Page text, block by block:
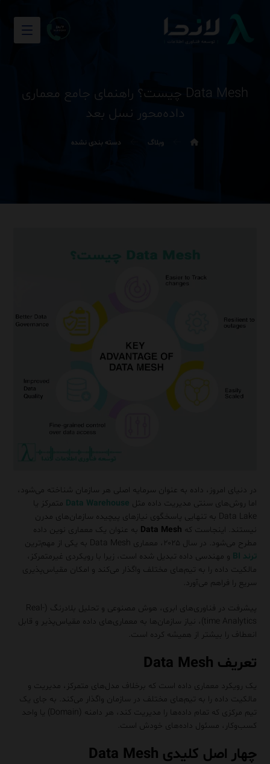
Data Mesh چیست؟ راهنمای جامع معماری
داده‌محور نسل بعد
وبلاگ دسته بندی نشده
در دنیای امروز، داده به عنوان سرمایه اصلی هر سازمان شناخته می‌شود،
اما روش‌های سنتی مدیریت داده مثل Data Warehouse متمرکز یا
Data Lake به تنهایی پاسخگوی نیازهای پیچیده سازمان‌های مدرن
نیستند. اینجاست که Data Mesh به عنوان یک معماری نوین داده
مطرح می‌شود. در سال ۲۰۲۵، معماری Data Mesh به یکی از مهم‌ترین
ترند BI
و مهندسی داده تبدیل شده است، زیرا با رویکردی غیرمتمرکز،
مالکیت داده را به تیم‌های مختلف واگذار می‌کند و امکان مقیاس‌پذیری
سریع را فراهم می‌آورد.
پیشرفت در فناوری‌های ابری، هوش مصنوعی و تحلیل بلادرنگ (Real-
time Analytics)، نیاز سازمان‌ها به معماری‌های داده مقیاس‌پذیر و قابل
انعطاف را بیشتر از همیشه کرده است.
تعریف Data Mesh
یک رویکرد معماری داده است که برخلاف مدل‌های متمرکز، مدیریت و
مالکیت داده را به تیم‌های مختلف در سازمان واگذار می‌کند. به جای یک
تیم مرکزی که تمام داده‌ها را مدیریت کند، هر دامنه (Domain) یا واحد
کسب‌وکار، مسئول داده‌های خودش است.
چهار اصل کلیدی Data Mesh